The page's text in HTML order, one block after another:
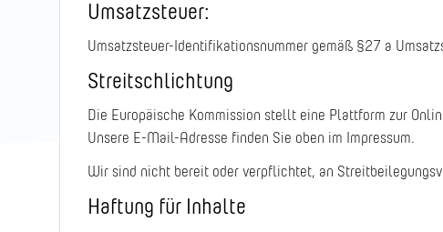
Umsatzsteuer:
Umsatzsteuer-Identifikationsnummer gemäß §27 a
Streitschlichtung
Die Europäische Kommission stellt eine Plattform zur
Unsere E-Mail-Adresse finden Sie oben im Impressum.
Wir sind nicht bereit oder verpflichtet, an
Haftung für Inhalte